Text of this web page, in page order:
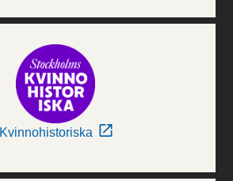
Kvinnohistoriska